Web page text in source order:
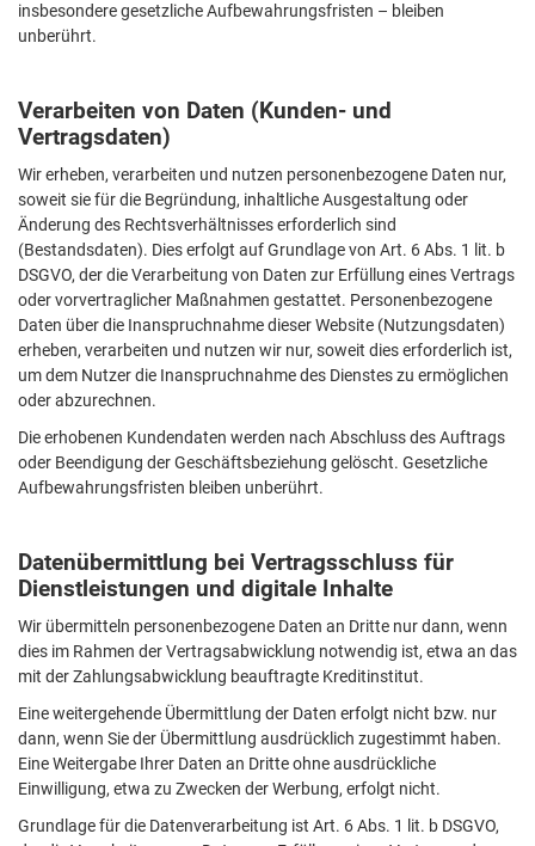
insbesondere gesetzliche Aufbewahrungsfristen – bleiben
unberührt.
Verarbeiten von Daten (Kunden- und
Vertragsdaten)
Wir erheben, verarbeiten und nutzen personenbezogene Daten nur,
soweit sie für die Begründung, inhaltliche Ausgestaltung oder
Änderung des Rechtsverhältnisses erforderlich sind
(Bestandsdaten). Dies erfolgt auf Grundlage von Art. 6 Abs. 1 lit. b
DSGVO, der die Verarbeitung von Daten zur Erfüllung eines Vertrags
oder vorvertraglicher Maßnahmen gestattet. Personenbezogene
Daten über die Inanspruchnahme dieser Website (Nutzungsdaten)
erheben, verarbeiten und nutzen wir nur, soweit dies erforderlich ist,
um dem Nutzer die Inanspruchnahme des Dienstes zu ermöglichen
oder abzurechnen.
Die erhobenen Kundendaten werden nach Abschluss des Auftrags
oder Beendigung der Geschäftsbeziehung gelöscht. Gesetzliche
Aufbewahrungsfristen bleiben unberührt.
Datenübermittlung bei Vertragsschluss für
Dienstleistungen und digitale Inhalte
Wir übermitteln personenbezogene Daten an Dritte nur dann, wenn
dies im Rahmen der Vertragsabwicklung notwendig ist, etwa an das
mit der Zahlungsabwicklung beauftragte Kreditinstitut.
Eine weitergehende Übermittlung der Daten erfolgt nicht bzw. nur
dann, wenn Sie der Übermittlung ausdrücklich zugestimmt haben.
Eine Weitergabe Ihrer Daten an Dritte ohne ausdrückliche
Einwilligung, etwa zu Zwecken der Werbung, erfolgt nicht.
Grundlage für die Datenverarbeitung ist Art. 6 Abs. 1 lit. b DSGVO,